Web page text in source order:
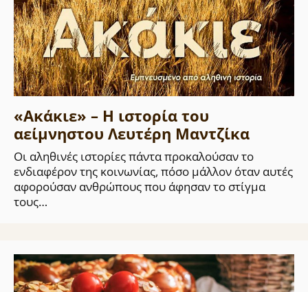
«Ακάκιε» – Η ιστορία του
αείμνηστου Λευτέρη Μαντζίκα
Οι αληθινές ιστορίες πάντα προκαλούσαν το
ενδιαφέρον της κοινωνίας, πόσο μάλλον όταν αυτές
αφορούσαν ανθρώπους που άφησαν το στίγμα
τους…